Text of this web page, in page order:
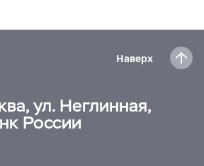
Наверх
ул. Неглинная,
России